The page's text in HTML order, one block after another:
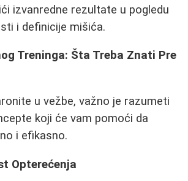
izvanredne rezultate u pogledu
i definicije mišića.
Treninga: Šta Treba Znati Pre
u vežbe, važno je razumeti
koji će vam pomoći da
i efikasno.
Opterećenja